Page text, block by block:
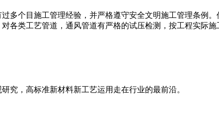
多个目施工管理经验，并严格遵守安全文明施工管理条例
各类工艺管道，通风管道有严格的试压检测，按工程实际
究，高标准新材料新工艺运用走在行业的最前沿。